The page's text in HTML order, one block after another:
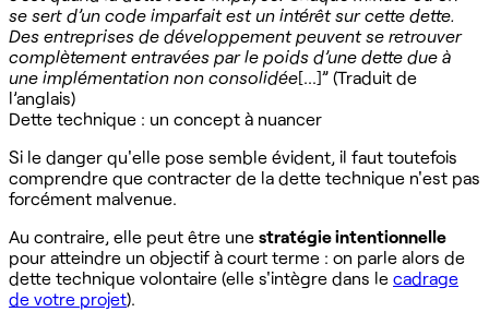
se sert d’un code imparfait est un intérêt sur cette dette.
Des entreprises de développement peuvent se retrouver
complètement entravées par le poids d’une dette due à
une implémentation non consolidée[...]” (Traduit de
l’anglais)
Dette technique : un concept à nuancer
Si le danger qu'elle pose semble évident, il faut toutefois
comprendre que contracter de la dette technique n'est pas
forcément malvenue.
Au contraire, elle peut être une stratégie intentionnelle
pour atteindre un objectif à court terme : on parle alors de
dette technique volontaire (elle s'intègre dans le cadrage
de votre projet).